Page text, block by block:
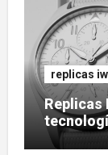
replicas
Replicas
Ceralume